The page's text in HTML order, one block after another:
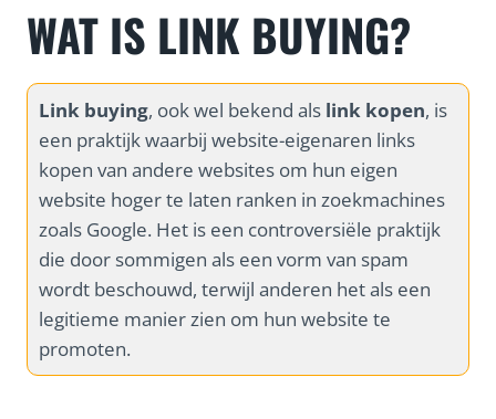
WAT IS LINK BUYING?
Link buying, ook wel bekend als link kopen, is
een praktijk waarbij website-eigenaren links
kopen van andere websites om hun eigen
website hoger te laten ranken in zoekmachines
zoals Google. Het is een controversiële praktijk
die door sommigen als een vorm van spam
wordt beschouwd, terwijl anderen het als een
legitieme manier zien om hun website te
promoten.